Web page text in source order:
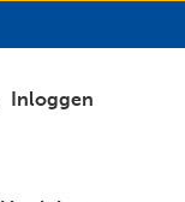
Inloggen